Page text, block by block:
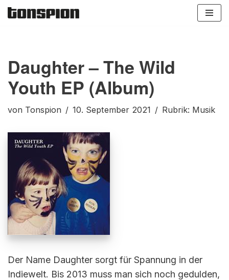
Daughter – The Wild
Youth EP (Album)
von Tonspion 10. September 2021 Rubrik: Musik
Der Name Daughter sorgt für Spannung in der
Indiewelt. Bis 2013 muss man sich noch gedulden,